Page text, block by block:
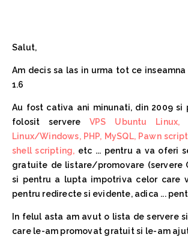
Salut,
Am decis sa las in urma tot ce
1.6
Au fost cativa ani minunati, din 2009 si
folosit servereVPS Ubuntu Linux,
Linux/Windows, PHP, MySQL, Pawn
shell scripting, etc ... pentru a va oferi
gratuite de listare/promovare (servere
si pentru a lupta impotriva celor care
pentru redirecte si evidente, adica ...
In felul asta am avut o lista de servere
care le-am promovat gratuit si le-am